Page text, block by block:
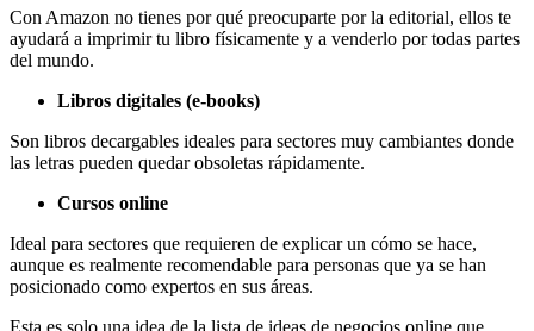
Con Amazon no tienes por qué preocuparte por la editorial, ellos te
ayudará a imprimir tu libro físicamente y a venderlo por todas partes
del mundo.
Libros digitales (e-books)
Son libros decargables ideales para sectores muy cambiantes donde
las letras pueden quedar obsoletas rápidamente.
Cursos online
Ideal para sectores que requieren de explicar un cómo se hace,
aunque es realmente recomendable para personas que ya se han
posicionado como expertos en sus áreas.